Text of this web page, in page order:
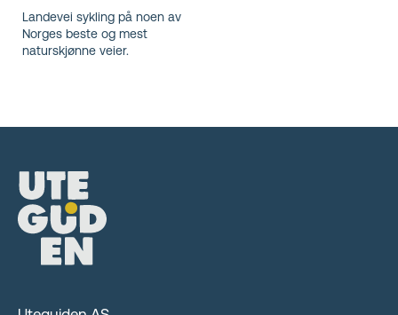
Landevei sykling på noen av
Norges beste og mest
naturskjønne veier.